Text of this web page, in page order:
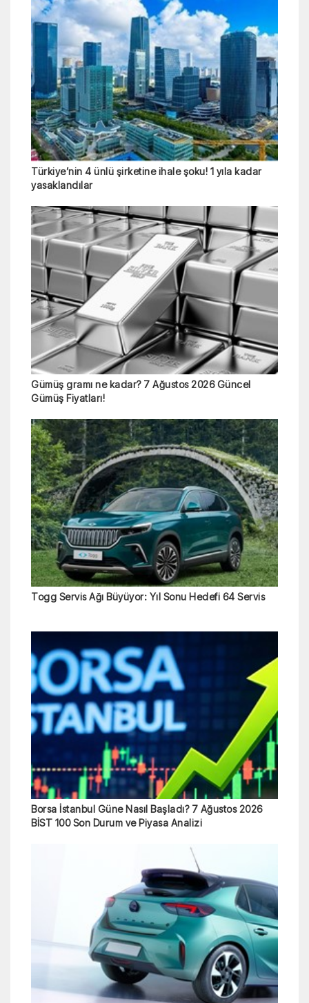
Türkiye’nin 4 ünlü şirketine ihale şoku! 1 yıla kadar
yasaklandılar
Gümüş gramı ne kadar? 7 Ağustos 2026 Güncel
Gümüş Fiyatları!
Togg Servis Ağı Büyüyor: Yıl Sonu Hedefi 64 Servis
Borsa İstanbul Güne Nasıl Başladı? 7 Ağustos 2026
BİST 100 Son Durum ve Piyasa Analizi